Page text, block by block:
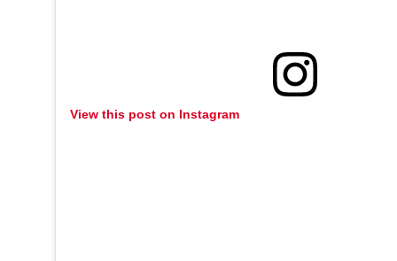
View this post on Instagram